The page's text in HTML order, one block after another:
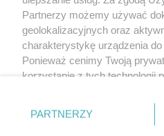
O nas
Informacje
Nasze
Partnerzy możemy używać
geolokalizacyjnych oraz
charakterystykę urządzenia do
Ponieważ cenimy Twoją
korzystanie z tych technologii
zmienić/wycofać klikając
znajdujący się w lewym
PARTNERZY